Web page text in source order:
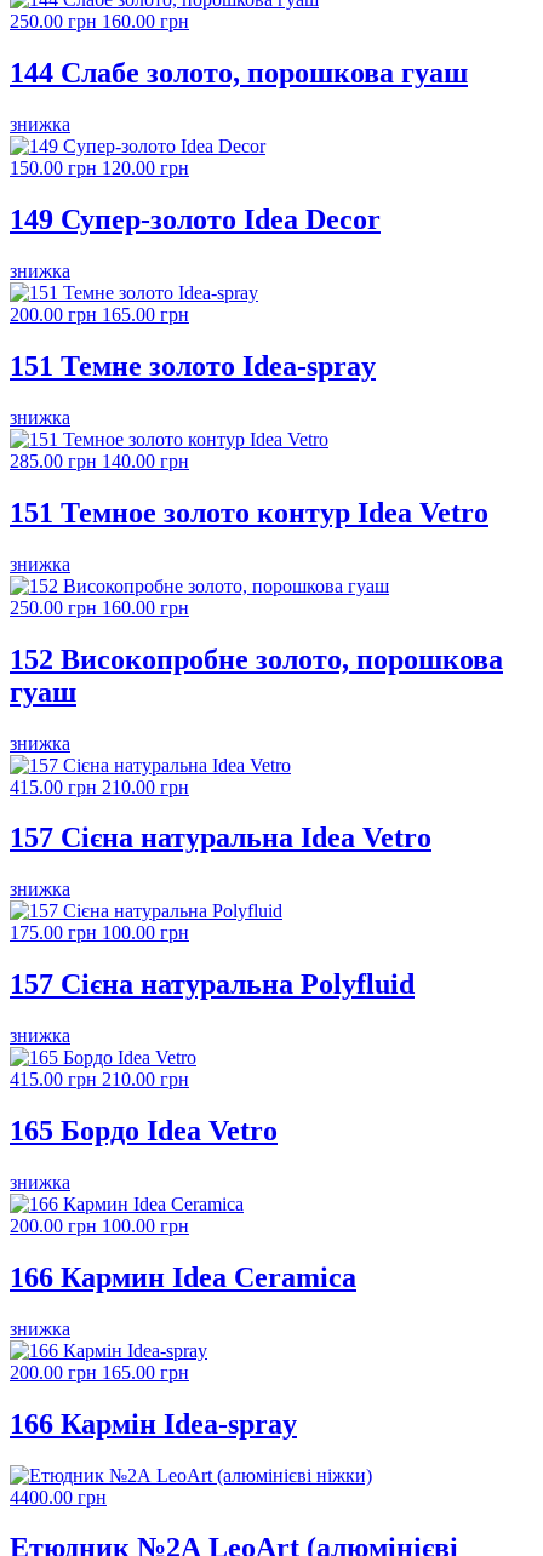
250.00 грн 160.00 грн
144 Слабе золото, порошкова гуаш
знижка
150.00 грн 120.00 грн
149 Супер-золото Idea Decor
знижка
200.00 грн 165.00 грн
151 Темне золото Idea-spray
знижка
285.00 грн 140.00 грн
151 Темное золото контур Idea Vetro
знижка
250.00 грн 160.00 грн
152 Високопробне золото, порошкова
гуаш
знижка
415.00 грн 210.00 грн
157 Сієна натуральна Idea Vetro
знижка
175.00 грн 100.00 грн
157 Сієна натуральна Polyfluid
знижка
415.00 грн 210.00 грн
165 Бордо Idea Vetro
знижка
200.00 грн 100.00 грн
166 Кармин Idea Ceramica
знижка
200.00 грн 165.00 грн
166 Кармін Idea-spray
4400.00 грн
Етюдник №2А LeoArt (алюмінієві